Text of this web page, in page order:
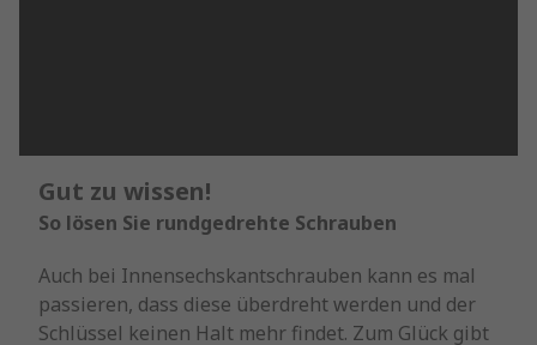
Gut zu wissen!
So lösen Sie rundgedrehte Schrauben
Auch bei Innensechskantschrauben kann es mal
passieren, dass diese überdreht werden und der
Schlüssel keinen Halt mehr findet. Zum Glück gibt